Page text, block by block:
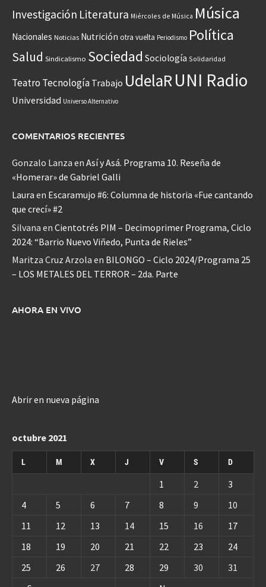
Investigación Literatura Miércoles de Música Música
Nacionales Noticias Nutrición otra vuelta Periodismo Política
Salud Sindicalismo Sociedad Sociología Solidaridad
Teatro Tecnología Trabajo UdelaR UNI Radio
Universidad Universo Alternativo
COMENTARIOS RECIENTES
Gonzalo Lanza en Así y Asá. Programa 10. Reseña de
«Homerar» de Gabriel Galli
Laura en Escaramujo #6: Columna de historia «Fue cantando
que crecí» #2
Silvana en Cientotrés PIM – Decimoprimer Programa, Ciclo
2024: “Barrio Nuevo Viñedo, Punta de Rieles”
Maritza Cruz Arzola en BILONGO – Ciclo 2024/Programa 25
– LOS METALES DEL TERROR – 2da. Parte
AHORA EN VIVO
Abrir en nueva página
octubre 2021
L M X J V S D
1 2
3
4
5 6 7 8 9
10
11
12 13 14 15 16
17
18
19 20 21 22 23
24
25
26 27 28 29 30 31